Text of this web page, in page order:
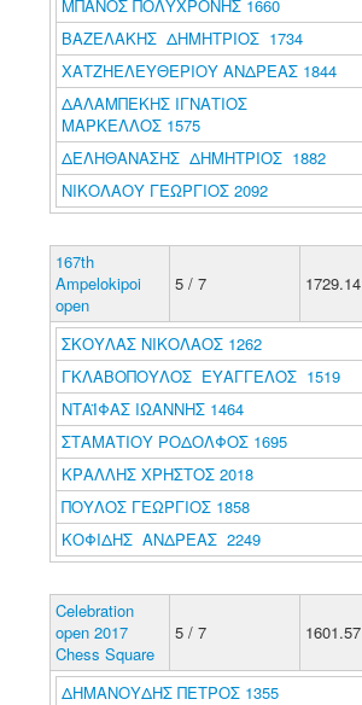
ΜΠΑΝΟΣ ΠΟΛΥΧΡΟΝΗΣ 1660
ΒΑΖΕΛΑΚΗΣ ΔΗΜΗΤΡΙΟΣ 1734
ΧΑΤΖΗΕΛΕΥΘΕΡΙΟΥ ΑΝΔΡΕΑΣ 1844
ΔΑΛΑΜΠΕΚΗΣ ΙΓΝΑΤΙΟΣ
ΜΑΡΚΕΛΛΟΣ 1575
ΔΕΛΗΘΑΝΑΣΗΣ ΔΗΜΗΤΡΙΟΣ 1882
ΝΙΚΟΛΑΟΥ ΓΕΩΡΓΙΟΣ 2092
167th
Ampelokipoi
open
5 / 7 1729.14
ΣΚΟΥΛΑΣ ΝΙΚΟΛΑΟΣ 1262
ΓΚΛΑΒΟΠΟΥΛΟΣ ΕΥΑΓΓΕΛΟΣ 1519
ΝΤΑΪΦΑΣ ΙΩΑΝΝΗΣ 1464
ΣΤΑΜΑΤΙΟΥ ΡΟΔΟΛΦΟΣ 1695
ΚΡΑΛΛΗΣ ΧΡΗΣΤΟΣ 2018
ΠΟΥΛΟΣ ΓΕΩΡΓΙΟΣ 1858
ΚΟΦΙΔΗΣ ΑΝΔΡΕΑΣ 2249
Celebration
open 2017
Chess Square
5 / 7 1601.57
ΔΗΜΑΝΟΥΔΗΣ ΠΕΤΡΟΣ 1355